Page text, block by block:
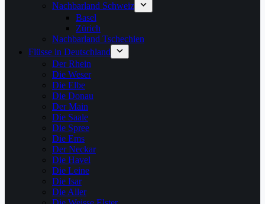
Nachbarland Schweiz
Basel
Zürich
Nachbarland Tschechien
Flüsse in Deutschland
Der Rhein
Die Weser
Die Elbe
Die Donau
Der Main
Die Saale
Die Spree
Die Ems
Der Neckar
Die Havel
Die Leine
Die Isar
Die Aller